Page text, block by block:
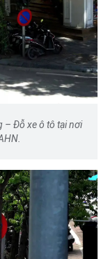
– Đỗ xe ô tô tại nơi